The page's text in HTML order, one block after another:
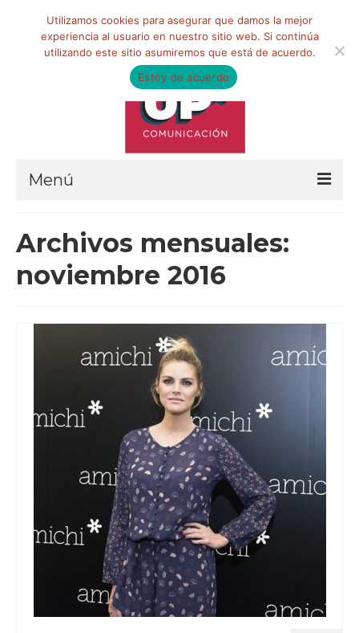
Menú
QUIÉNES SOMOS
Qué hacemos
Marketing de influencia
Equipo
BLOG
Archivos mensuales:
noviembre 2016
Utilizamos cookies para asegurar que damos la mejor
experiencia al usuario en nuestro sitio web. Si continúa
utilizando este sitio asumiremos que está de acuerdo.
Estoy de acuerdo